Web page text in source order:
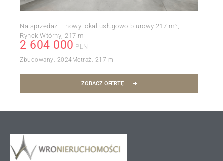
Na sprzedaż – nowy lokal usługowo-biurowy 217 m²,
Rynek Wtórny 217 m
2 604 000 PLN
Zbudowany: 2024Metraż: 217 m
ZOBACZ OFERTĘ